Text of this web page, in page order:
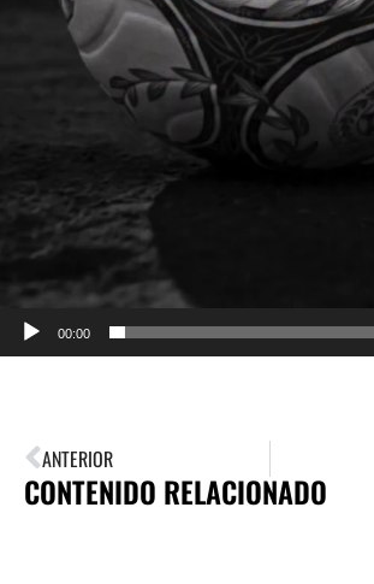
00:00
ANTERIOR
CONTENIDO RELACIONADO